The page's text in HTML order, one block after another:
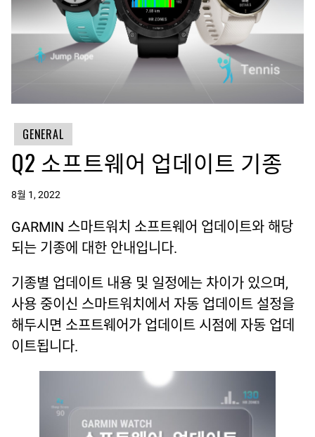
GENERAL
Q2 소프트웨어 업데이트 기종
8월 1, 2022
GARMIN 스마트워치 소프트웨어 업데이트와 해당
되는 기종에 대한 안내입니다.
기종별 업데이트 내용 및 일정에는 차이가 있으며,
사용 중이신 스마트워치에서 자동 업데이트 설정을
해두시면 소프트웨어가 업데이트 시점에 자동 업데
이트됩니다.